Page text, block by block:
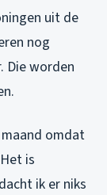
uit de
nog
Die worden
omdat
is
ik er niks